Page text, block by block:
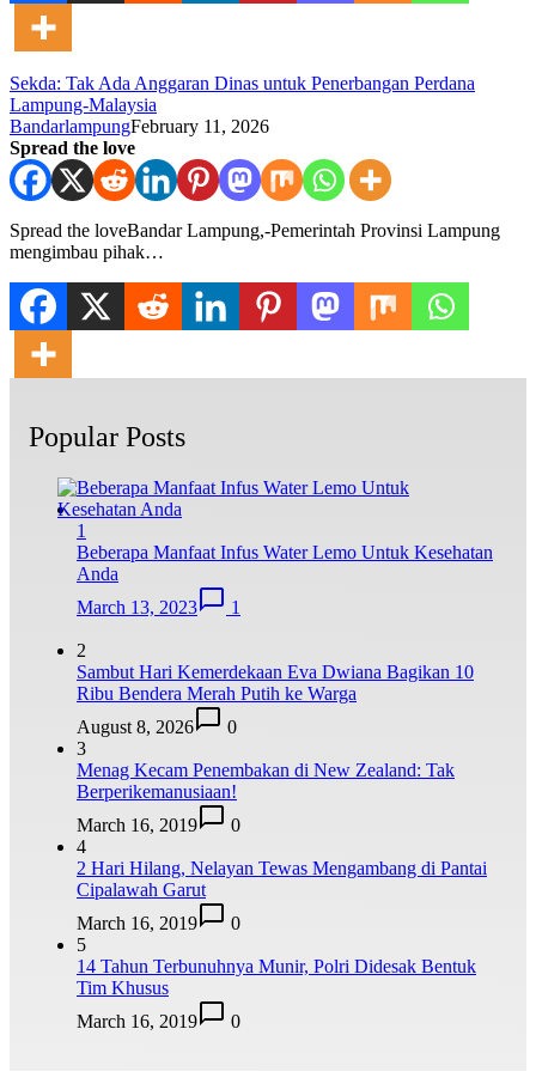
Sekda: Tak Ada Anggaran Dinas untuk Penerbangan Perdana
Lampung-Malaysia
BandarlampungFebruary 11, 2026
Spread the love
Spread the loveBandar Lampung,-Pemerintah Provinsi Lampung
mengimbau pihak…
Popular Posts
1
Beberapa Manfaat Infus Water Lemo Untuk Kesehatan
Anda
March 13, 2023
1
2
Sambut Hari Kemerdekaan Eva Dwiana Bagikan 10
Ribu Bendera Merah Putih ke Warga
August 8, 2026
0
3
Menag Kecam Penembakan di New Zealand: Tak
Berperikemanusiaan!
March 16, 2019
0
4
2 Hari Hilang, Nelayan Tewas Mengambang di Pantai
Cipalawah Garut
March 16, 2019
0
5
14 Tahun Terbunuhnya Munir, Polri Didesak Bentuk
Tim Khusus
March 16, 2019
0